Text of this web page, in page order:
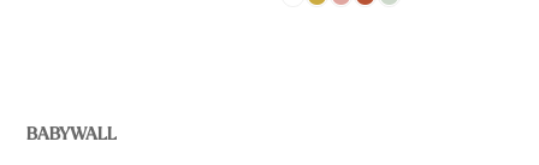
BABYWALL